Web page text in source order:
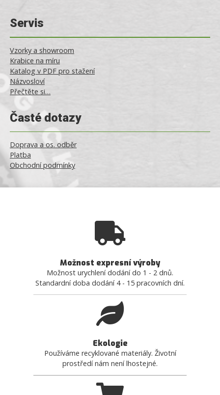
Servis
Vzorky a showroom
Krabice na míru
Katalog v PDF pro stažení
Názvosloví
Přečtěte si…
Časté dotazy
Doprava a os. odběr
Platba
Obchodní podmínky
Možnost expresní výroby
Možnost urychlení dodání do 1 - 2 dnů.
Standardní doba dodání 4 - 15 pracovních dní.
Ekologie
Používáme recyklované materiály. Životní
prostředí nám není lhostejné.